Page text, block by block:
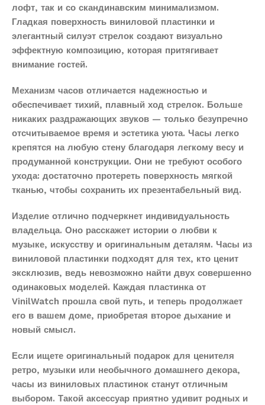
лофт, так и со скандинавским минимализмом.
Гладкая поверхность виниловой пластинки и
элегантный силуэт стрелок создают визуально
эффектную композицию, которая притягивает
внимание гостей.
Механизм часов отличается надежностью и
обеспечивает тихий, плавный ход стрелок. Больше
никаких раздражающих звуков — только безупречно
отсчитываемое время и эстетика уюта. Часы легко
крепятся на любую стену благодаря легкому весу и
продуманной конструкции. Они не требуют особого
ухода: достаточно протереть поверхность мягкой
тканью, чтобы сохранить их презентабельный вид.
Изделие отлично подчеркнет индивидуальность
владельца. Оно расскажет истории о любви к
музыке, искусству и оригинальным деталям. Часы из
виниловой пластинки подходят для тех, кто ценит
эксклюзив, ведь невозможно найти двух совершенно
одинаковых моделей. Каждая пластинка от
VinilWatch прошла свой путь, и теперь продолжает
его в вашем доме, приобретая второе дыхание и
новый смысл.
Если ищете оригинальный подарок для ценителя
ретро, музыки или необычного домашнего декора,
часы из виниловых пластинок станут отличным
выбором. Такой аксессуар приятно удивит родных и